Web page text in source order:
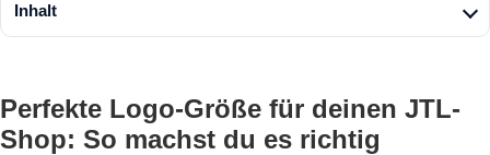
Inhalt
Perfekte Logo-Größe für deinen JTL-
Shop: So machst du es richtig